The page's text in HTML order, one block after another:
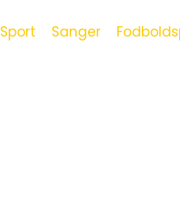
Sport Sanger